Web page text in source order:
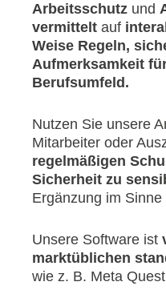
Arbeitsschutz und
vermittelt auf
Weise Regeln,
Aufmerksamkeit
Berufsumfeld.
Nutzen Sie unsere
Mitarbeiter oder
regelmäßigen
Sicherheit zu
Ergänzung im Sinne
Unsere Software ist
marktüblichen
wie z. B. Meta